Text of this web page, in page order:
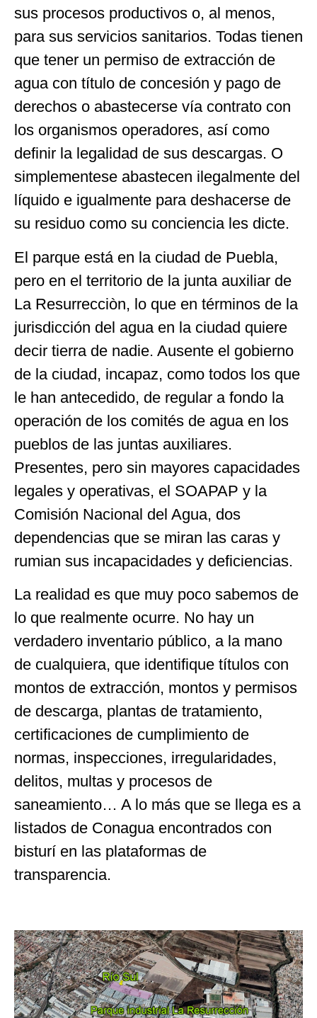
sus procesos productivos o, al menos,
para sus servicios sanitarios. Todas tienen
que tener un permiso de extracción de
agua con título de concesión y pago de
derechos o abastecerse vía contrato con
los organismos operadores, así como
definir la legalidad de sus descargas. O
simplementese abastecen ilegalmente del
líquido e igualmente para deshacerse de
su residuo como su conciencia les dicte.
El parque está en la ciudad de Puebla,
pero en el territorio de la junta auxiliar de
La Resurrecciòn, lo que en términos de la
jurisdicción del agua en la ciudad quiere
decir tierra de nadie. Ausente el gobierno
de la ciudad, incapaz, como todos los que
le han antecedido, de regular a fondo la
operación de los comités de agua en los
pueblos de las juntas auxiliares.
Presentes, pero sin mayores capacidades
legales y operativas, el SOAPAP y la
Comisión Nacional del Agua, dos
dependencias que se miran las caras y
rumian sus incapacidades y deficiencias.
La realidad es que muy poco sabemos de
lo que realmente ocurre. No hay un
verdadero inventario público, a la mano
de cualquiera, que identifique títulos con
montos de extracción, montos y permisos
de descarga, plantas de tratamiento,
certificaciones de cumplimiento de
normas, inspecciones, irregularidades,
delitos, multas y procesos de
saneamiento… A lo más que se llega es a
listados de Conagua encontrados con
bisturí en las plataformas de
transparencia.